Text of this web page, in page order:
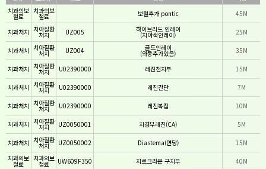
치과의보
철료
치과의보
철료 보철추가 pontic 45M
치과처치 치아질환
처치 UZ005 하이브리드 인레이
(치아색인레이) 25M
치과처치 치아질환
처치 UZ004 골드인레이
(와동추가있음) 35M
치과처치 치아질환
처치 U02390000 레진전치부 15M
치과처치 치아질환
처치 U02390000 레진간단 7M
치과처치 치아질환
처치 U02390000 레진복잡 10M
치과처치 치아질환
처치 UZ0050001 치경부레진(CA) 5M
치과처치 치아질환
처치 UZ0050002 Diastema(면당)
15M
치과의보
철료
치과의보
철료 UW609F350 지르크라운 구치부
40M